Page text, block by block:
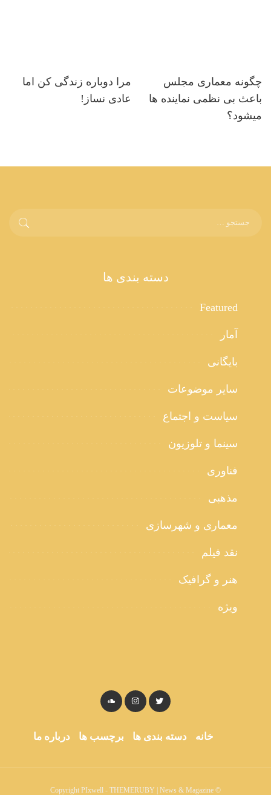
چگونه معماری مجلس
باعث بی نظمی نماینده ها
میشود؟
مرا دوباره زندگی کن اما
عادی نساز!
دسته بندی ها
Featured
آمار
بایگانی
سایر موضوعات
سیاست و اجتماع
سینما و تلوزیون
فناوری
مذهبی
معماری و شهرسازی
نقد فیلم
هنر و گرافیک
ویژه
خانه دسته بندی ها برچسب ها درباره ما
© Copyright PIxwell - THEMERUBY | News & Magazine